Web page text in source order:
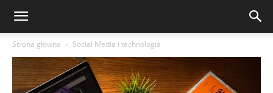
Strona główna Social Media i technologia